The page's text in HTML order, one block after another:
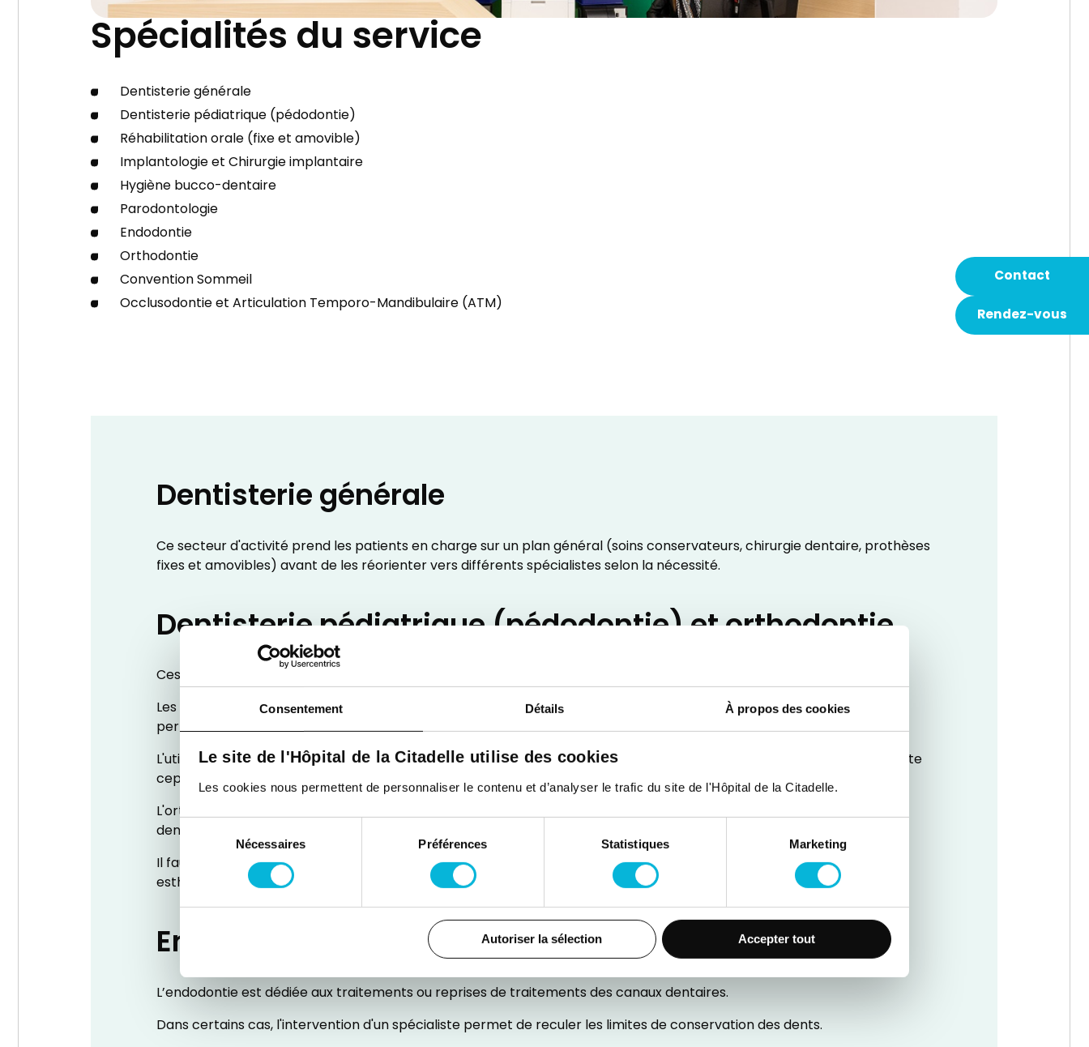
Consentement Détails À propos des cookies
Le site de l'Hôpital de la Citadelle utilise des cookies
Les cookies nous permettent de personnaliser le contenu et d’analyser le trafic du site de l'Hôpital de la Citadelle.
Sélection
consentement
Nécessaires Préférences Statistiques Marketing
Autoriser la sélection Accepter tout
Contact
Rendez-vous
Spécialités du service
Dentisterie générale
Dentisterie pédiatrique (pédodontie)
Réhabilitation orale (fixe et amovible)
Implantologie et Chirurgie implantaire
Hygiène bucco-dentaire
Parodontologie
Endodontie
Orthodontie
Convention Sommeil
Occlusodontie et Articulation Temporo-Mandibulaire (ATM)
Dentisterie générale
Ce secteur d'activité prend les patients en charge sur un plan général (soins conservateurs, chirurgie dentaire, prothèses
fixes et amovibles) avant de les réorienter vers différents spécialistes selon la nécessité.
Dentisterie pédiatrique (pédodontie) et orthodontie
Ces deux disciplines complémentaires s'occupent de la prise en charge des enfants.
Les pédodontistes sont spécialisés dans les soins aux enfants jusqu’à 12 ans. Ils ont une approche particulièrement
performante de l'enfant permettant de les rassurer et de limiter leur « peur du dentiste ».
L'utilisation du MEOPA (sédation au protoxyde d'azote) permet dans bien des cas d'éviter l'anesthésie générale, qui reste
cependant parfois incontournable.
L'orthodontiste surveille la croissance osseuse (orthopédie dento-faciale) et gère la mise en place harmonieuse des
dents sur les arcades (orthodontie).
Il faut cependant noter la montée en importance de l'orthodontie adulte qui peut répondre aux préoccupations
esthétiques ou fonctionnelles de certains patients.
Endodontie
L’endodontie est dédiée aux traitements ou reprises de traitements des canaux dentaires.
Dans certains cas, l'intervention d'un spécialiste permet de reculer les limites de conservation des dents.